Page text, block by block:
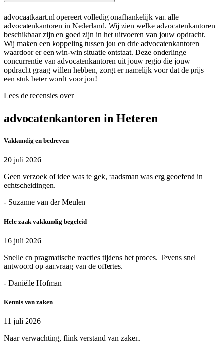
advocaatkaart.nl opereert volledig onafhankelijk van alle
advocatenkantoren in Nederland. Wij zien welke advocatenkantoren
beschikbaar zijn en goed zijn in het uitvoeren van jouw opdracht.
Wij maken een koppeling tussen jou en drie advocatenkantoren
waardoor er een win-win situatie ontstaat. Deze onderlinge
concurrentie van advocatenkantoren uit jouw regio die jouw
opdracht graag willen hebben, zorgt er namelijk voor dat de prijs
een stuk beter wordt voor jou!
Lees de recensies over
advocatenkantoren in Heteren
Vakkundig en bedreven
20 juli 2026
Geen verzoek of idee was te gek, raadsman was erg geoefend in
echtscheidingen.
- Suzanne van der Meulen
Hele zaak vakkundig begeleid
16 juli 2026
Snelle en pragmatische reacties tijdens het proces. Tevens snel
antwoord op aanvraag van de offertes.
- Daniëlle Hofman
Kennis van zaken
11 juli 2026
Naar verwachting, flink verstand van zaken.